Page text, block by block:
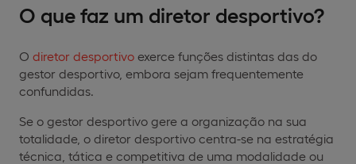
O que faz um diretor desportivo?
O diretor desportivo exerce funções distintas das do
gestor desportivo, embora sejam frequentemente
confundidas.
Se o gestor desportivo gere a organização na sua
totalidade, o diretor desportivo centra-se na estratégia
técnica, tática e competitiva de uma modalidade ou